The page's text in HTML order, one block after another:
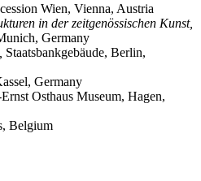
Wien, Vienna, Austria
in der zeitgenössischen Kunst,
Germany
Staatsbankgebäude, Berlin,
Germany
Osthaus Museum, Hagen,
Belgium